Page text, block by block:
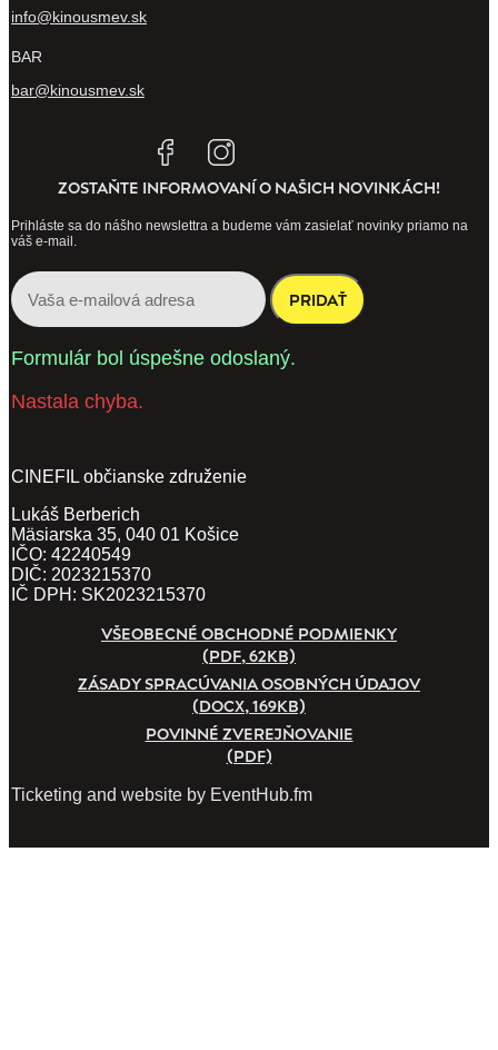
info@kinousmev.sk
BAR
bar@kinousmev.sk
ZOSTAŇTE INFORMOVANÍ O NAŠICH NOVINKÁCH!
Prihláste sa do nášho newslettra a budeme vám zasielať novinky priamo na
váš e-mail.
PRIDAŤ
Formulár bol úspešne odoslaný.
Nastala chyba.
CINEFIL občianske združenie
Lukáš Berberich
Mäsiarska 35, 040 01 Košice
IČO: 42240549
DIČ: 2023215370
IČ DPH: SK2023215370
VŠEOBECNÉ OBCHODNÉ PODMIENKY
(PDF, 62KB)
ZÁSADY SPRACÚVANIA OSOBNÝCH ÚDAJOV
(DOCX, 169KB)
POVINNÉ ZVEREJŇOVANIE
(PDF)
Ticketing and website by EventHub.fm